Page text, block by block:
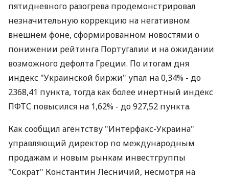
пятидневного разогрева продемонстрировал
незначительную коррекцию на негативном
внешнем фоне, сформированном новостями о
понижении рейтинга Португалии и на ожидании
возможного дефолта Греции. По итогам дня
индекс "Украинской биржи" упал на 0,34% - до
2368,41 пункта, тогда как более инертный индекс
ПФТС повысился на 1,62% - до 927,52 пункта.
Как сообщил агентству "Интерфакс-Украина"
управляющий директор по международным
продажам и новым рынкам инвестгруппы
"Сократ" Константин Лесничий, несмотря на